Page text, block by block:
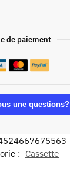
de paiement
une questions?
: Cassette